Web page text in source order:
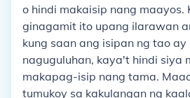
o hindi makaisip nang maayos.
ginagamit ito upang ilarawan
kung saan ang isipan ng tao
naguguluhan, kaya't hindi siya
makapag-isip nang tama.
tumukoy sa kakulangan ng